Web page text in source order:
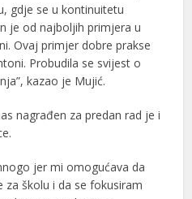
gdje se u kontinuitetu
je od najboljih primjera u
Ovaj primjer dobre prakse
Probudila se svijest o
kazao je Mujić.
nagrađen za predan rad je i
jer mi omogućava da
školu i da se fokusiram